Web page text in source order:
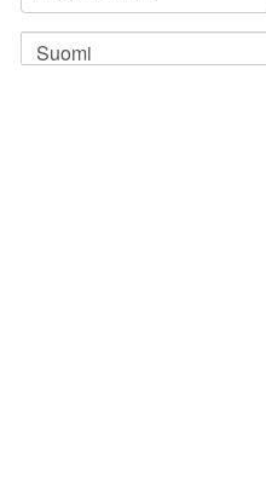
Suomi